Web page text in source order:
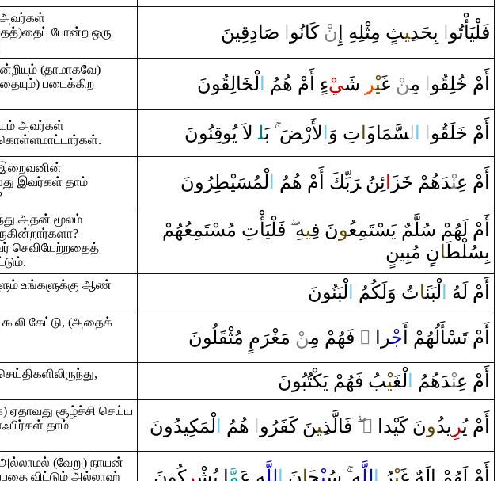
அவர்கள்
போன்ற ஒரு
فَلْيَأْتُو ‌ بِحَد‍ِ‍ي‍‍ث ‌ مِثْلِهِ ‌إِ‌ ن ْ كَانُو صَ‍‍ا‌دِقِ‍‍ينَ
(தாமாகவே)
படைக்கிற
أَمْ خُ‍‍لِ‍‍قُ‍‍و ‌ مِ‍‌‍ن غَ‍‍يْ‍‍ر ‍ِ‍‌ شَ‍‍يْءٍ‌ ‌أَمْ هُمُ لْ‍‍خَ‍‍الِ‍‍قُ‍‍ونَ
அவர்கள்
أَمْ خَ‍‍لَ‍‍قُ‍‍و ل‍‍سَّمَا‌و تِ ‌وَ لأَ‌رْ‍ضَ بَ‍‍ل‍لاَ‌ يُوقِ‍‍نُونَ
இறைவனின்
இவர்கள் தாம்
أَمْ عِ‍‌‍نْ‍‍دَهُمْ خَ‍‍ز ئِنُ ‌‍رَبِّكَ ‌أَمْ هُمُ لْمُسَيْ‍‍طِ‍‍رُ‌ونَ
அதன் மூலம்
செவியேற்றதைத்
أَمْ لَهُمْ سُلَّم ‌ يَسْتَمِع‍‍ُ‍ونَ ف‍‍ِ‍ي‍‍هِ فَلْيَأْتِ مُسْتَمِعُهُمْ
بِسُلْ‍‍طَ‍‍ان ‌ مُبِينٍ
உங்களுக்கு ஆண்
أَمْ لَهُ لْبَن‍‍َ‍اتُ ‌وَلَكُمُ لْبَنُونَ
கேட்டு, (அதைக்
أَمْ تَسْأَلُهُمْ ‌أَ جْ‍‍ر‌ا‌ ‌ ً ‌ فَهُمْ مِ‍‌‍ن ْ مَ‍‍غْ‍رَ م ‌ مُثْ‍‍قَ‍‍لُونَ
أَمْ عِ‍‌‍نْ‍‍دَهُمُ لْ‍‍غَ‍‍يْ‍‍بُ فَهُمْ يَكْتُبُونَ
ஏதாவது சூழ்ச்சி செய்ய
தாம்
أَمْ يُ‍‍ر ِيد‍ُ‍‌ونَ كَيْد‌ا‌ ‌ ً‌ فَالَّذ‍ِ‍ي‍‍نَ كَفَرُ‌و ‌ هُمُ لْمَكِيدُ‌ونَ
(வேறு) நாயன்
விட்டும் அல்லாஹ்